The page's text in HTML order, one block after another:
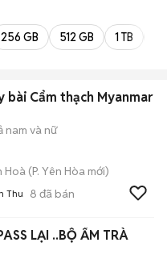
256 GB 512 GB 1 TB
bài Cẩm thạch Myanmar
nam và nữ
Hoà (P. Yên Hòa mới)
Thu 8 đã bán
LẠI ..BỘ ẤM TRÀ